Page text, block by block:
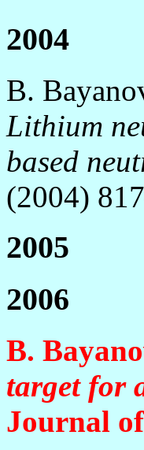
2004
B.
Lithium
based
(2004)
2005
2006
B.
target for
Journal